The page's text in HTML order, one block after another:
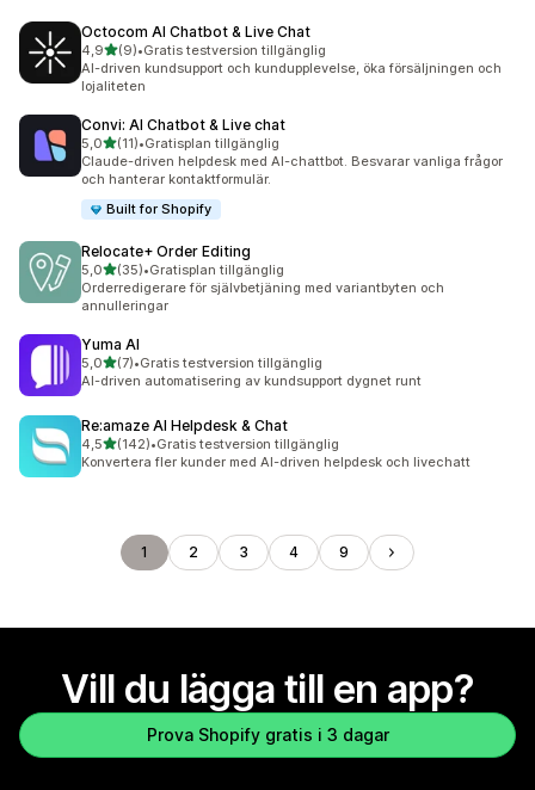
Octocom AI Chatbot & Live Chat
4,9av 5 stjärnor
(9)
9 recensioner totalt
•Gratis testversion tillgänglig
AI-driven kundsupport och kundupplevelse, öka försäljningen och
lojaliteten
Convi: AI Chatbot & Live chat
5,0av 5 stjärnor
(11)
11 recensioner totalt
•Gratisplan tillgänglig
Claude-driven helpdesk med AI-chattbot. Besvarar vanliga frågor
och hanterar kontaktformulär.
Built for Shopify
Relocate+ Order Editing
5,0av 5 stjärnor
(35)
35 recensioner totalt
•Gratisplan tillgänglig
Orderredigerare för självbetjäning med variantbyten och
annulleringar
Yuma AI
5,0av 5 stjärnor
(7)
7 recensioner totalt
•Gratis testversion tillgänglig
AI-driven automatisering av kundsupport dygnet runt
Re:amaze AI Helpdesk & Chat
4,5av 5 stjärnor
(142)
142 recensioner totalt
•Gratis testversion tillgänglig
Konvertera fler kunder med AI-driven helpdesk och livechatt
1 2 3 4 9
Vill du lägga till en app?
Prova Shopify gratis i 3 dagar